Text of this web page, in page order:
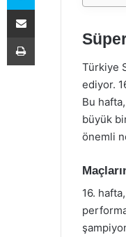
Türkiye
ediyor.
Bu
büyük
önemli
16.
E-Posta ile paylaş